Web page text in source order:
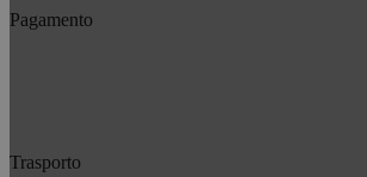
Pagamento
Trasporto